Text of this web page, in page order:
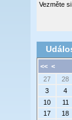
Vezměte
<< <
27
28
3
4
10
11
17
18